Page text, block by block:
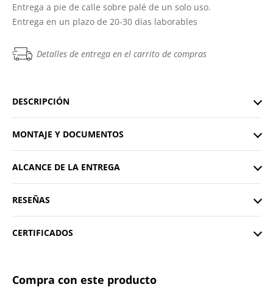
Entrega a pie de calle sobre palé de un solo uso.
Entrega en un plazo de 20-30 días laborables
Detalles de entrega en el carrito de compras
DESCRIPCIÓN
MONTAJE Y DOCUMENTOS
ALCANCE DE LA ENTREGA
RESEÑAS
CERTIFICADOS
Compra con este producto